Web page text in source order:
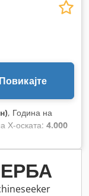
Повикајте
, Година на
Х-оската: 4.000
SIEMENS,
4.000 мм , вкупна
, максимална
на моторот